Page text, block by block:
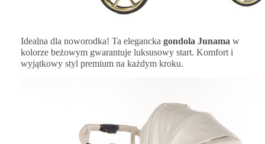
Idealna dla noworodka! Ta elegancka gondola Junama w
kolorze beżowym gwarantuje luksusowy start. Komfort i
wyjątkowy styl premium na każdym kroku.